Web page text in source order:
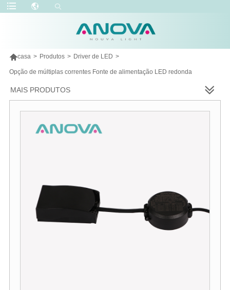
casa > Produtos > Driver de LED >
Opção de múltiplas correntes Fonte de alimentação LED redonda
MAIS PRODUTOS